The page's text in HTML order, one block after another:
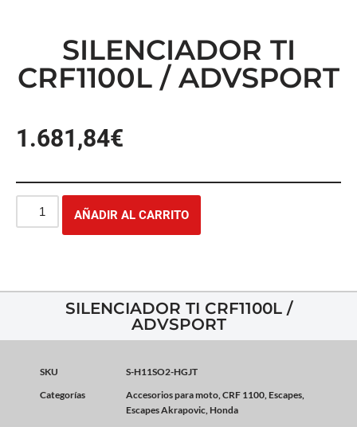
SILENCIADOR TI
CRF1100L / ADVSPORT
1.681,84€
AÑADIR AL CARRITO
SILENCIADOR TI CRF1100L /
ADVSPORT
SKU
S-H11SO2-HGJT
Categorías
Accesorios para moto,CRF 1100, Escapes,
Escapes Akrapovic, Honda